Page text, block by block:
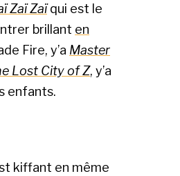
Zaï Zaïqui est le
brillant en
Fire, y’a Master
Lost City of Z, y’a
enfants.
kiffant en même